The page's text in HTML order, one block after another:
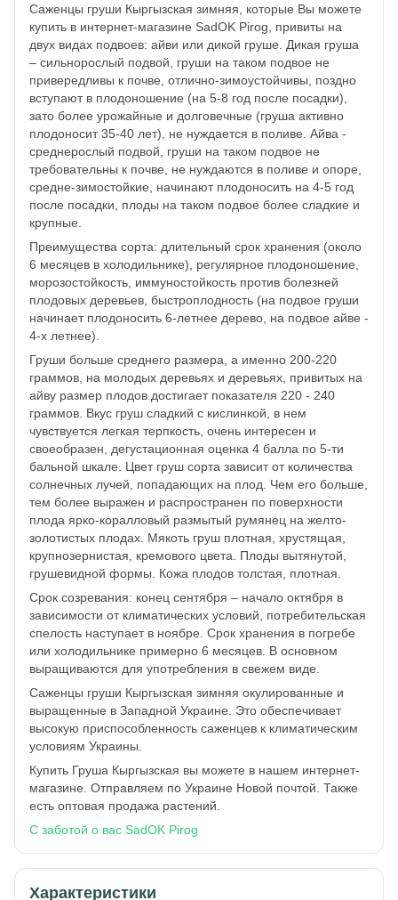
Саженцы груши Кыргызская зимняя, которые Вы можете
купить в интернет-магазине SadOK Pirog, привиты на
двух видах подвоев: айви или дикой груше. Дикая груша
– сильнорослый подвой, груши на таком подвое не
привередливы к почве, отлично-зимоустойчивы, поздно
вступают в плодоношение (на 5-8 год после посадки),
зато более урожайные и долговечные (груша активно
плодоносит 35-40 лет), не нуждается в поливе. Айва -
среднерослый подвой, груши на таком подвое не
требовательны к почве, не нуждаются в поливе и опоре,
средне-зимостойкие, начинают плодоносить на 4-5 год
после посадки, плоды на таком подвое более сладкие и
крупные.
Преимущества сорта: длительный срок хранения (около
6 месяцев в холодильнике), регулярное плодоношение,
морозостойкость, иммуностойкость против болезней
плодовых деревьев, быстроплодность (на подвое груши
начинает плодоносить 6-летнее дерево, на подвое айве -
4-х летнее).
Груши больше среднего размера, а именно 200-220
граммов, на молодых деревьях и деревьях, привитых на
айву размер плодов достигает показателя 220 - 240
граммов. Вкус груш сладкий с кислинкой, в нем
чувствуется легкая терпкость, очень интересен и
своеобразен, дегустационная оценка 4 балла по 5-ти
бальной шкале. Цвет груш сорта зависит от количества
солнечных лучей, попадающих на плод. Чем его больше,
тем более выражен и распространен по поверхности
плода ярко-коралловый размытый румянец на желто-
золотистых плодах. Мякоть груш плотная, хрустящая,
крупнозернистая, кремового цвета. Плоды вытянутой,
грушевидной формы. Кожа плодов толстая, плотная.
Срок созревания: конец сентября – начало октября в
зависимости от климатических условий, потребительская
спелость наступает в ноябре. Срок хранения в погребе
или холодильнике примерно 6 месяцев. В основном
выращиваются для употребления в свежем виде.
Саженцы груши Кыргызская зимняя окулированные и
выращенные в Западной Украине. Это обеспечивает
высокую приспособленность саженцев к климатическим
условиям Украины.
Купить Груша Кыргызская вы можете в нашем интернет-
магазине. Отправляем по Украине Новой почтой. Также
есть оптовая продажа растений.
С заботой о вас SadOK Pirog
Характеристики